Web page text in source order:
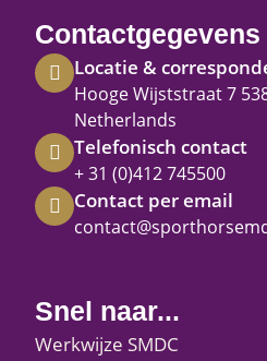
Contactgegevens
Locatie &
Hooge Wijststraat 7
Netherlands
Telefonisch contact
+ 31 (0)412 745500
Contact per email
Snel naar...
Werkwijze SMDC